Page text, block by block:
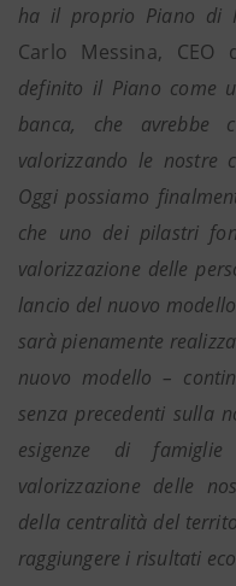
ha il proprio Piano di
Carlo Messina, CEO
definito il Piano come
banca, che avrebbe
valorizzando le nostre
Oggi possiamo
che uno dei pilastri
valorizzazione delle
lancio del nuovo
sarà pienamente
nuovo modello –
senza precedenti sulla
esigenze di
valorizzazione delle
della centralità del
raggiungere i risultati